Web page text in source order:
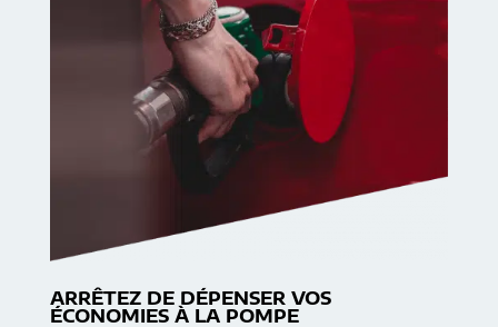
ARRÊTEZ DE DÉPENSER VOS
ÉCONOMIES À LA POMPE